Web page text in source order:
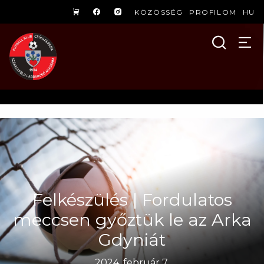
KÖZÖSSÉG PROFILOM HU
Felkészülés | Fordulatos
meccsen győztük le az Arka
Gdyniát